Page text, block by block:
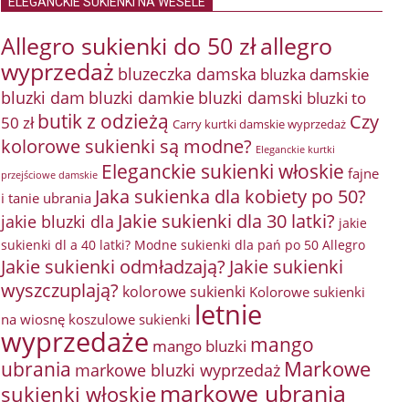
Allegro sukienki do 50 złallegro
wyprzedaż bluzeczka damska bluzka damskie
bluzki dam bluzki damkie bluzki damski bluzki to
50 zł butik z odzieżą Carry kurtki damskie wyprzedaż Czy
kolorowe sukienki są modne? Eleganckie kurtki
przejściowe damskie Eleganckie sukienki włoskie fajne
i tanie ubrania Jaka sukienka dla kobiety po 50?
jakie bluzki dla Jakie sukienki dla 30 latki? jakie
sukienki dl a 40 latki? Modne sukienki dla pań po 50 Allegro
Jakie sukienki odmładzają? Jakie sukienki
wyszczuplają? kolorowe sukienki Kolorowe sukienki
na wiosnę koszulowe sukienki letnie
wyprzedaże mango bluzki mango
ubrania markowe bluzki wyprzedaż Markowe
sukienki włoskie markowe ubrania